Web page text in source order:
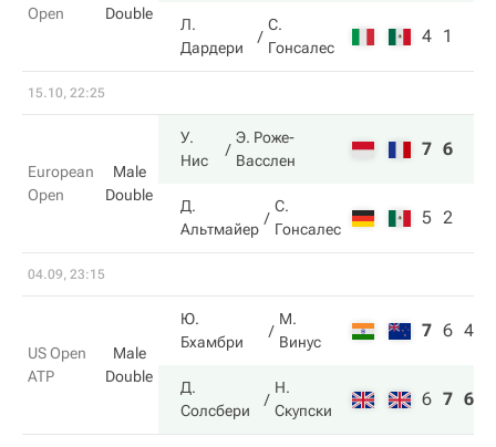
Open
Double
Л.
Дардери
С.
Гонсалес
4 1
15.10, 22:25
European
Open
Male
Double
У.
Нис
Э. Роже-
Васслен
7 6
Д.
Альтмайер
С.
Гонсалес
5 2
04.09, 23:15
US Open
ATP
Male
Double
Ю.
Бхамбри
М.
Винус
7 6 4
Д.
Солсбери
Н.
Скупски
6 7 6